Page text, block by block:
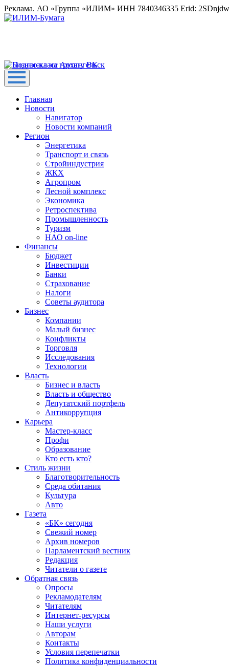
Реклама. АО «Группа «ИЛИМ» ИНН 7840346335 Erid:
Главная
Новости
Навигатор
Новости компаний
Регион
Энергетика
Транспорт и связь
Стройиндустрия
ЖКХ
Агропром
Лесной комплекс
Экономика
Ретроспектива
Промышленность
Туризм
НАО on-line
Финансы
Бюджет
Инвестиции
Банки
Страхование
Налоги
Советы аудитора
Бизнес
Компании
Малый бизнес
Конфликты
Торговля
Исследования
Технологии
Власть
Бизнес и власть
Власть и общество
Депутатский портфель
Антикоррупция
Карьера
Мастер-класс
Профи
Образование
Кто есть кто?
Стиль жизни
Благотворительность
Среда обитания
Культура
Авто
Газета
«БК» сегодня
Свежий номер
Архив номеров
Парламентский вестник
Редакция
Читатели о газете
Обратная связь
Опросы
Рекламодателям
Читателям
Интернет-ресурсы
Наши услуги
Авторам
Контакты
Условия перепечатки
Политика конфиденциальности